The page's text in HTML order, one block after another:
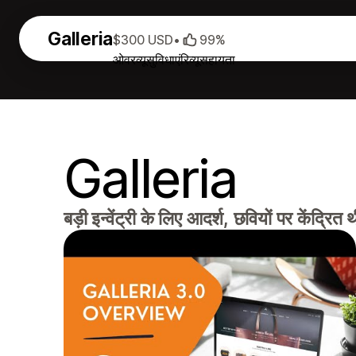
Galleria
ओवरव्यूसुविधाएंरिव्यूसहायता
$300 USD• 99%
Galleria
बड़ी इन्वेंट्री के लिए आदर्श, छवियों पर केंद्रित